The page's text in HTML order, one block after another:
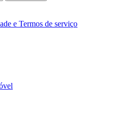
e Termos de serviço